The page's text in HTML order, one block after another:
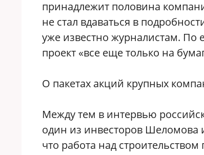
принадлежит половина
не стал вдаваться в
уже известно журналистам. По
проект «все еще только на
О пакетах акций крупных
Между тем в интервью
один из инвесторов Шеломова
что работа над